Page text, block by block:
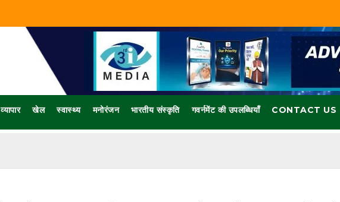
व्यापार खेल स्वास्थ्य मनोरंजन भारतीय संस्कृति गवर्नमेंट की उपलब्धियाँ CONTACT US